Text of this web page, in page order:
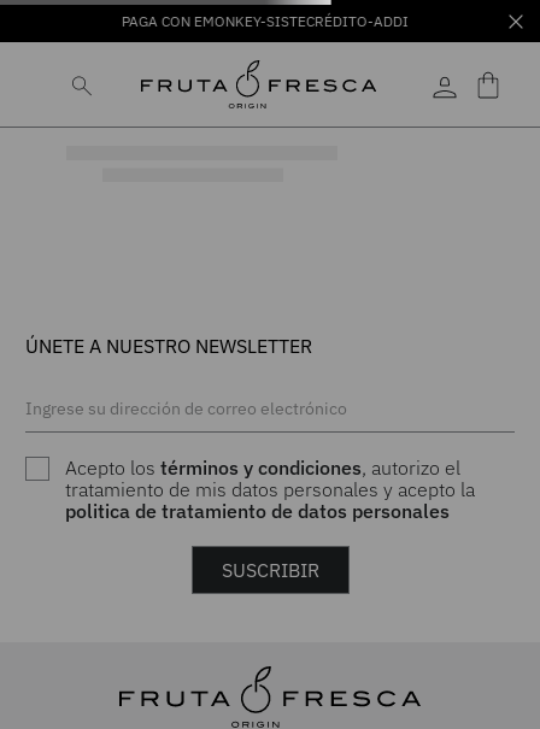
PAGA CON EMONKEY-SISTECRÉDITO-ADDI
ÚNETE A NUESTRO NEWSLETTER
Acepto lostérminos y condiciones, autorizo el
tratamiento de mis datos personales y acepto la
politica de tratamiento de datos personales
SUSCRIBIR